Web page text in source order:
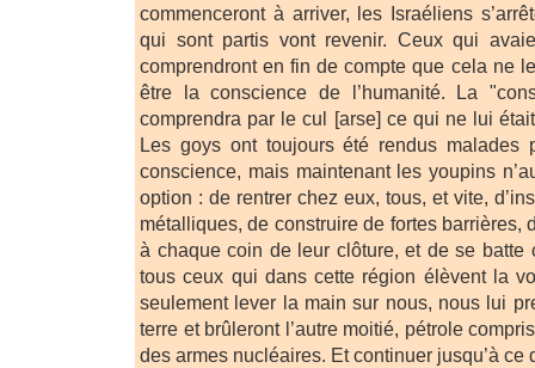
commenceront à arriver, les Israéliens
qui sont partis vont revenir. Ceux qui
comprendront en fin de compte que cela ne
être la conscience de l’humanité. La
comprendra par le cul [arse] ce qui ne lui
Les goys ont toujours été rendus malades
conscience, mais maintenant les youpins
option : de rentrer chez eux, tous, et vite,
métalliques, de construire de fortes barrières,
à chaque coin de leur clôture, et de se batte
tous ceux qui dans cette région élèvent la
seulement lever la main sur nous, nous lui
terre et brûleront l’autre moitié, pétrole
des armes nucléaires. Et continuer jusqu’à ce